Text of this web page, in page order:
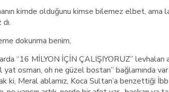
kimde olduğunu kimse bilemez elbet, ama
dokunma benim,
“16 MİLYON İÇİN ÇALIŞIYORUZ” levhaları
yat osman, oh ne güzel bostan” bağlamında
Meral ablamız, Koca Sultan’a benzettiği İbb